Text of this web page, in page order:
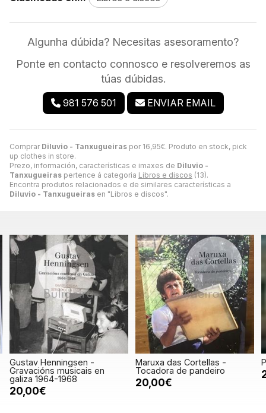
Comprar Diluvio - Tanxugueiras por 16,95€. Produto en stock, pick
up clothes in store.
Prezo, información, características e imaxes de Diluvio -
Tanxugueiras pertence á categoria Libros e discos (13).
Encontra produtos relacionados e de similares características a
Diluvio - Tanxugueiras en "Libros e discos".
Algunha dúbida? Necesitas asesoramento?
Ponte en contacto connosco e resolveremos as
túas dúbidas.
981 576 501 ENVIAR EMAIL
Gustav Henningsen -
Gravacións musicais en
galiza 1964-1968
20,00€
Maruxa das Cortellas -
Tocadora de pandeiro
20,00€